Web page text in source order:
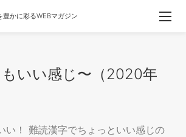
豊かに彩るWEBマガジン
いい感じ〜（2020年
い！ 難読漢字でちょっといい感じの